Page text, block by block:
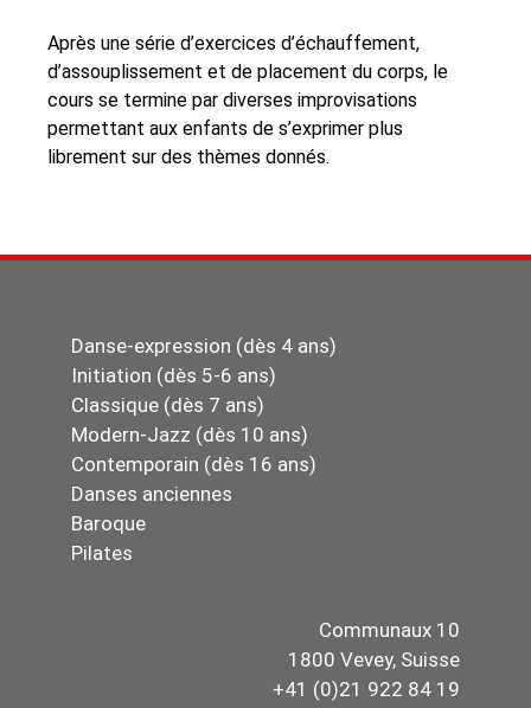
Après une série d’exercices d’échauffement,
d’assouplissement et de placement du corps, le
cours se termine par diverses improvisations
permettant aux enfants de s’exprimer plus
librement sur des thèmes donnés.
Danse-expression (dès 4 ans)
Initiation (dès 5-6 ans)
Classique (dès 7 ans)
Modern-Jazz (dès 10 ans)
Contemporain (dès 16 ans)
Danses anciennes
Baroque
Pilates
Communaux 10
1800 Vevey, Suisse
+41 (0)21 922 84 19